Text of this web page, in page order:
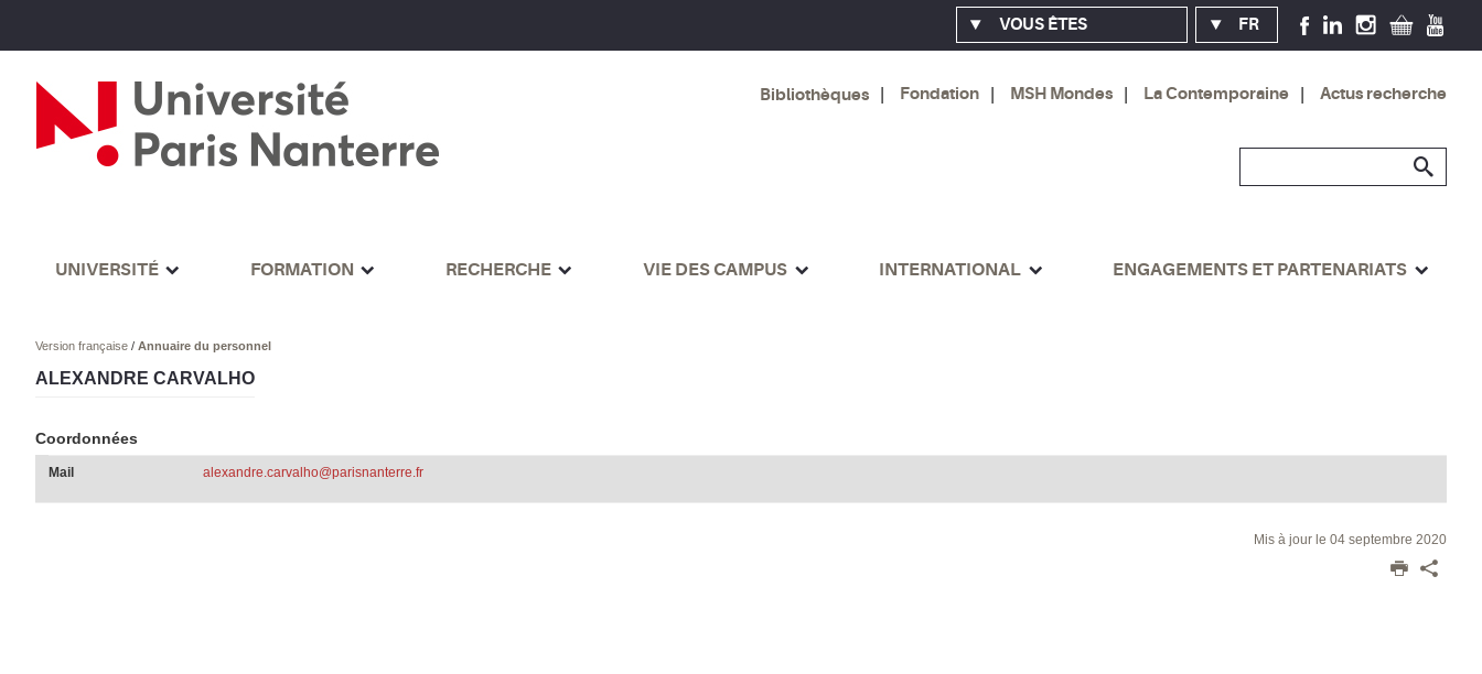
VOUS ÊTES FR
Bibliothèques Fondation MSH Mondes La Contemporaine Actus recherche
UNIVERSITÉ FORMATION RECHERCHE VIE DES CAMPUS INTERNATIONAL ENGAGEMENTS ET PARTENARIATS
Version française/ Annuaire du personnel
ALEXANDRE CARVALHO
Coordonnées
Mail alexandre.carvalho@parisnanterre.fr
Mis à jour le 04 septembre 2020